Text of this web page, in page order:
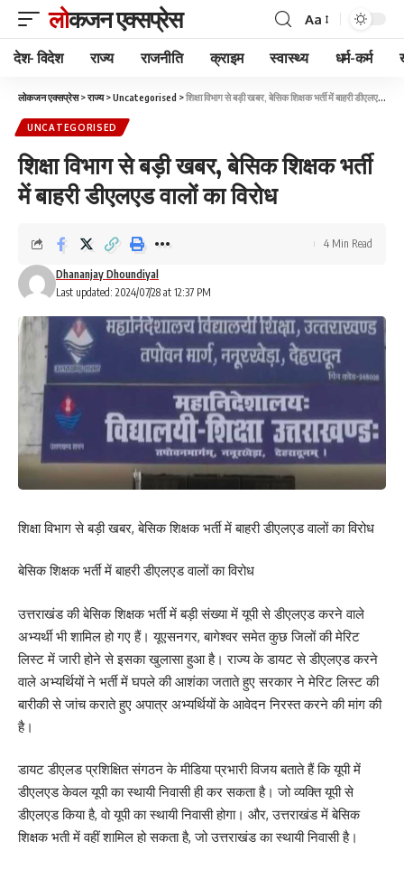
लोकजन एक्सप्रेस Aa
देश- विदेश राज्य राजनीति क्राइम स्वास्थ्य धर्म-कर्म
लोकजन एक्सप्रेस>राज्य>Uncategorised >शिक्षा विभाग से बड़ी खबर, बेसिक शिक्षक भर्ती में बाहरी डीएलएड वालों का विरोध
UNCATEGORISED
शिक्षा विभाग से बड़ी खबर, बेसिक शिक्षक भर्ती
में बाहरी डीएलएड वालों का विरोध
Last updated: 2024/07/28 at 12:37 PM
Dhananjay Dhoundiyal
4 Min Read
शिक्षा विभाग से बड़ी खबर, बेसिक शिक्षक भर्ती में बाहरी डीएलएड वालों का विरोध
बेसिक शिक्षक भर्ती में बाहरी डीएलएड वालों का विरोध
उत्तराखंड की बेसिक शिक्षक भर्ती में बड़ी संख्या में यूपी से डीएलएड करने वाले
अभ्यर्थी भी शामिल हो गए हैं। यूएसनगर, बागेश्वर समेत कुछ जिलों की मेरिट
लिस्ट में जारी होने से इसका खुलासा हुआ है। राज्य के डायट से डीएलएड करने
वाले अभ्यर्थियों ने भर्ती में घपले की आशंका जताते हुए सरकार ने मेरिट लिस्ट की
बारीकी से जांच कराते हुए अपात्र अभ्यर्थियों के आवेदन निरस्त करने की मांग की
है।
डायट डीएलड प्रशिक्षित संगठन के मीडिया प्रभारी विजय बताते हैं कि यूपी में
डीएलएड केवल यूपी का स्थायी निवासी ही कर सकता है। जो व्यक्ति यूपी से
डीएलएड किया है, वो यूपी का स्थायी निवासी होगा। और, उत्तराखंड में बेसिक
शिक्षक भती में वहीं शामिल हो सकता है, जो उत्तराखंड का स्थायी निवासी है।